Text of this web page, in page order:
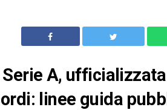
A,
linee guida